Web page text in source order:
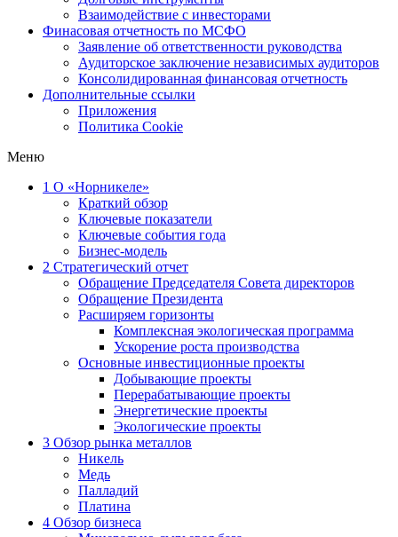
Взаимодействие с инвеcторами
Финасовая отчетность по МСФО
Заявление об ответственности руководства
Аудиторское заключение независимых аудиторов
Консолидированная финансовая отчетность
Дополнительные ссылки
Приложения
Политика Cookie
Меню
1 О «Норникеле»
Краткий обзор
Ключевые показатели
Ключевые события года
Бизнес-модель
2 Стратегический отчет
Обращение Председателя Совета директоров
Обращение Президента
Расширяем горизонты
Комплексная экологическая программа
Ускорение роста производства
Основные инвестиционные проекты
Добывающие проекты
Перерабатывающие проекты
Энергетические проекты
Экологические проекты
3 Обзор рынка металлов
Никель
Медь
Палладий
Платина
4 Обзор бизнеса